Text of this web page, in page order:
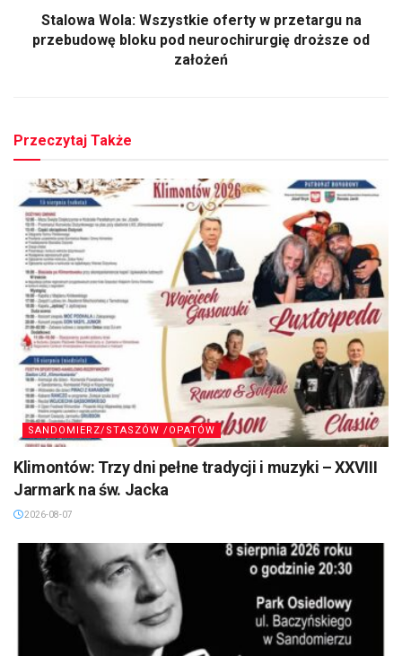
Stalowa Wola: Wszystkie oferty w przetargu na
przebudowę bloku pod neurochirurgię droższe od
założeń
Przeczytaj Także
SANDOMIERZ/STASZÓW /OPATÓW
Klimontów: Trzy dni pełne tradycji i muzyki – XXVIII
Jarmark na św. Jacka
2026-08-07